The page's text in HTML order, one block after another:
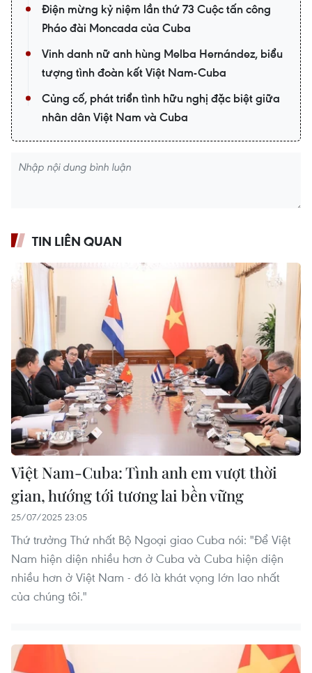
Điện mừng kỷ niệm lần thứ 73 Cuộc tấn công
Pháo đài Moncada của Cuba
Vinh danh nữ anh hùng Melba Hernández, biểu
tượng tình đoàn kết Việt Nam-Cuba
Củng cố, phát triển tình hữu nghị đặc biệt giữa
nhân dân Việt Nam và Cuba
TIN LIÊN QUAN
Việt Nam-Cuba: Tình anh em vượt thời
gian, hướng tới tương lai bền vững
25/07/2025 23:05
Thứ trưởng Thứ nhất Bộ Ngoại giao Cuba nói: "Để Việt
Nam hiện diện nhiều hơn ở Cuba và Cuba hiện diện
nhiều hơn ở Việt Nam - đó là khát vọng lớn lao nhất
của chúng tôi."